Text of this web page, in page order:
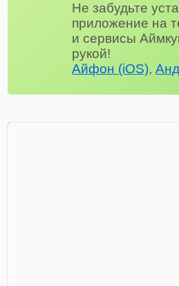
Не забудьте
приложение на
и сервисы
рукой!
Айфон (iOS),